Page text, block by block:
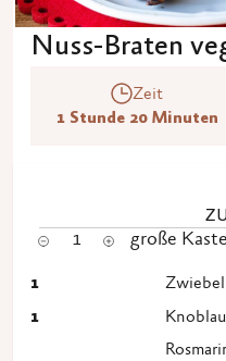
Nuss-Braten
Zeit
1 Stunde 20 Minuten
1 große
1 Zwiebel
1